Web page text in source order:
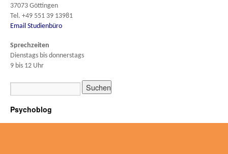
37073 Göttingen
Tel. +49 551 39 13981
Email Studienbüro
Sprechzeiten
Dienstags bis donnerstags
9 bis 12 Uhr
Psychoblog